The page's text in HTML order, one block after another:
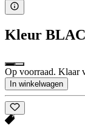
Kleur
Op voorraad. Klaar
In winkelwagen